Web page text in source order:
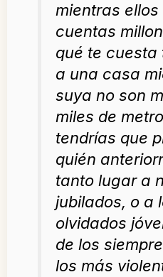
mientras ellos
cuentas
qué te
a una casa
suya no son
miles de
tendrías que
quién
tanto lugar a
jubilados, o a
olvidados
de los
los más